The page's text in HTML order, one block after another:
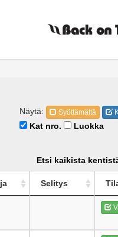
Näytä: Syöttämättä
Kat nro.
Luokka
Etsi kaikista
Selitys